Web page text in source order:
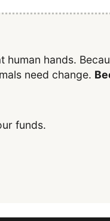
hands.
need change.
funds.